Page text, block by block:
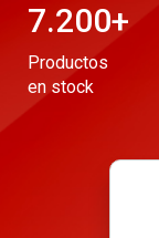
7.200+
Productos
en stock